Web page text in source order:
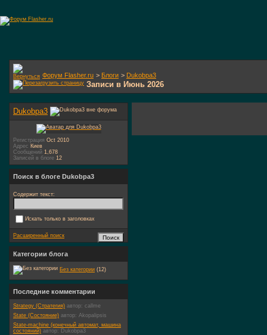
Форум Flasher.ru > Блоги > Dukobpa3
Записи в Июнь 2026
Dukobpa3
Регистрация Oct 2010
Адрес Киев
Сообщений 1,678
Записей в блоге 12
Поиск в блоге Dukobpa3
Содержит текст:
Искать только в заголовках
Расширенный поиск
Категории блога
Без категории (12)
Последние комментарии
Strategy (Стратегия) автор: callme
State (Состояние) автор: Akopalipsis
State-machine (конечный автомат, машина
состояний) автор: Dukobpa3